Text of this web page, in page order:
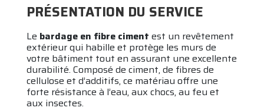
PRÉSENTATION DU SERVICE
Le bardage en fibre ciment est un revêtement
extérieur qui habille et protège les murs de
votre bâtiment tout en assurant une excellente
durabilité. Composé de ciment, de fibres de
cellulose et d’additifs, ce matériau offre une
forte résistance à l’eau, aux chocs, au feu et
aux insectes.